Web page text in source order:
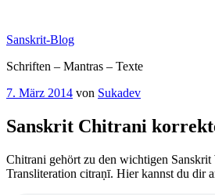
springen
Sanskrit-Blog
Schriften – Mantras – Texte
Veröffentlicht
7. März 2014 von Sukadev
Sanskrit Chitrani
Chitrani gehört zu den wichtigen
Transliteration citraṇī. Hier kannst du dir